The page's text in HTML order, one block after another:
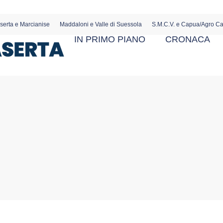
e Marcianise Maddaloni e Valle di Suessola S.M.C.V. e Capua/Agro
IN PRIMO PIANO CRONACA